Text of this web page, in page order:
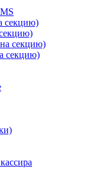
секцию)
секцию)
секцию)